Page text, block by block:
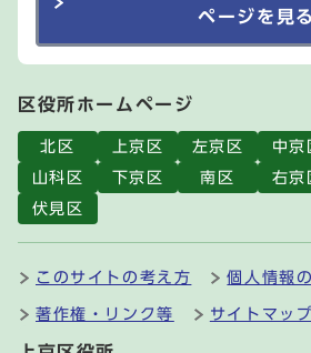
ページを見る
区役所ホームページ
北区 上京区 左京区 中京
山科区
下京区 南区 右京
伏見区
このサイトの考え方 個人情報
著作権・リンク等 サイトマップ